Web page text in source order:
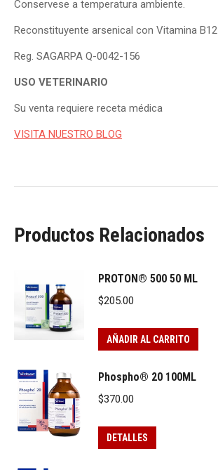
​Conservese a temperatura ambiente.
Reconstituyente arsenical con Vitamina B12
Reg. SAGARPA Q-0042-156
USO VETERINARIO
Su venta requiere receta médica
VISITA NUESTRO BLOG
Productos Relacionados
PROTON® 500 50 ML
$205.00
AÑADIR AL CARRITO
Phospho® 20 100ML
$370.00
DETALLES